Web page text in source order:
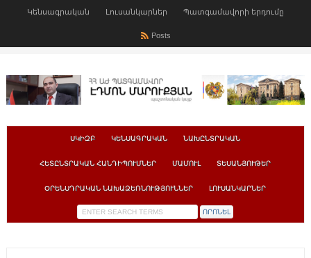
Կենսագրական Լուսանկարներ Պատգամավորի երդումը
Posts
ՍԿԻԶԲ ԿԵՆՍԱԳՐԱԿԱՆ ՆԱԽԸՆՏՐԱԿԱՆ
ՀԵՏԸՆՏՐԱԿԱՆ ՀԱՆԴԻՊՈՒՄՆԵՐ ՄԱՄՈՒԼ ՏԵՍԱՆՅՈՒԹԵՐ
ՕՐԵՆՍԴՐԱԿԱՆ ՆԱԽԱՁԵՌՆՈՒԹՅՈՒՆՆԵՐ ԼՈՒՍԱՆԿԱՐՆԵՐ